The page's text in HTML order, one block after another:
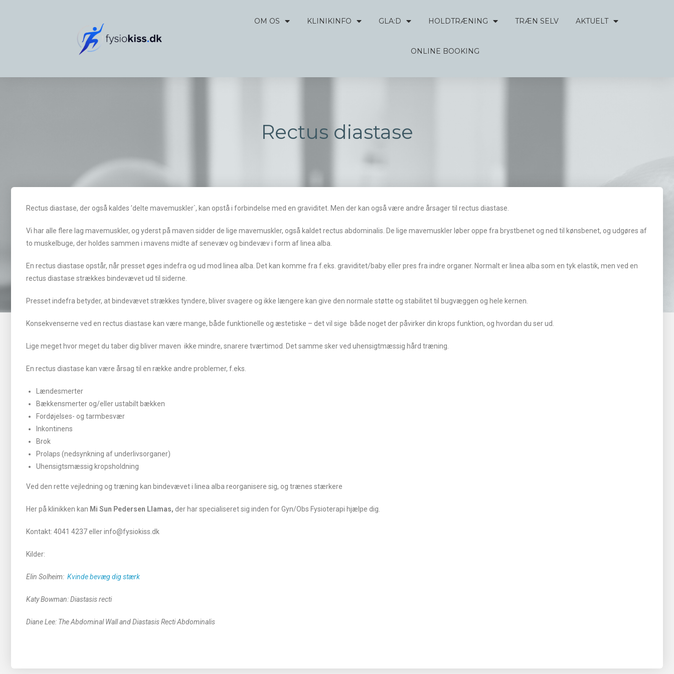
OM OS KLINIKINFO GLA:D HOLDTRÆNING TRÆN SELV AKTUELT
ONLINE BOOKING
Rectus diastase
Rectus diastase, der også kaldes ’delte mavemuskler`, kan opstå i forbindelse med en graviditet. Men der kan også være andre årsager til rectus diastase.
Vi har alle flere lag mavemuskler, og yderst på maven sidder de lige mavemuskler, også kaldet rectus abdominalis. De lige mavemuskler løber oppe fra brystbenet og ned til kønsbenet, og udgøres af
to muskelbuge, der holdes sammen i mavens midte af senevæv og bindevæv i form af linea alba.
En rectus diastase opstår, når presset øges indefra og ud mod linea alba. Det kan komme fra f.eks. graviditet/baby eller pres fra indre organer. Normalt er linea alba som en tyk elastik, men ved en
rectus diastase strækkes bindevævet ud til siderne.
Presset indefra betyder, at bindevævet strækkes tyndere, bliver svagere og ikke længere kan give den normale støtte og stabilitet til bugvæggen og hele kernen.
Konsekvenserne ved en rectus diastase kan være mange, både funktionelle og æstetiske – det vil sige både noget der påvirker din krops funktion, og hvordan du ser ud.
Lige meget hvor meget du taber dig bliver maven ikke mindre, snarere tværtimod. Det samme sker ved uhensigtmæssig hård træning.
En rectus diastase kan være årsag til en række andre problemer, f.eks.
Lændesmerter
Bækkensmerter og/eller ustabilt bækken
Fordøjelses- og tarmbesvær
Inkontinens
Brok
Prolaps (nedsynkning af underlivsorganer)
Uhensigtsmæssig kropsholdning
Ved den rette vejledning og træning kan bindevævet i linea alba reorganisere sig, og trænes stærkere
Her på klinikken kan Mi Sun Pedersen Llamas, der har specialiseret sig inden for Gyn/Obs Fysioterapi hjælpe dig.
Kontakt: 4041 4237 eller info@fysiokiss.dk
Kilder:
Elin Solheim: Kvinde bevæg dig stærk
Katy Bowman: Diastasis recti
Diane Lee: The Abdominal Wall and Diastasis Recti Abdominalis